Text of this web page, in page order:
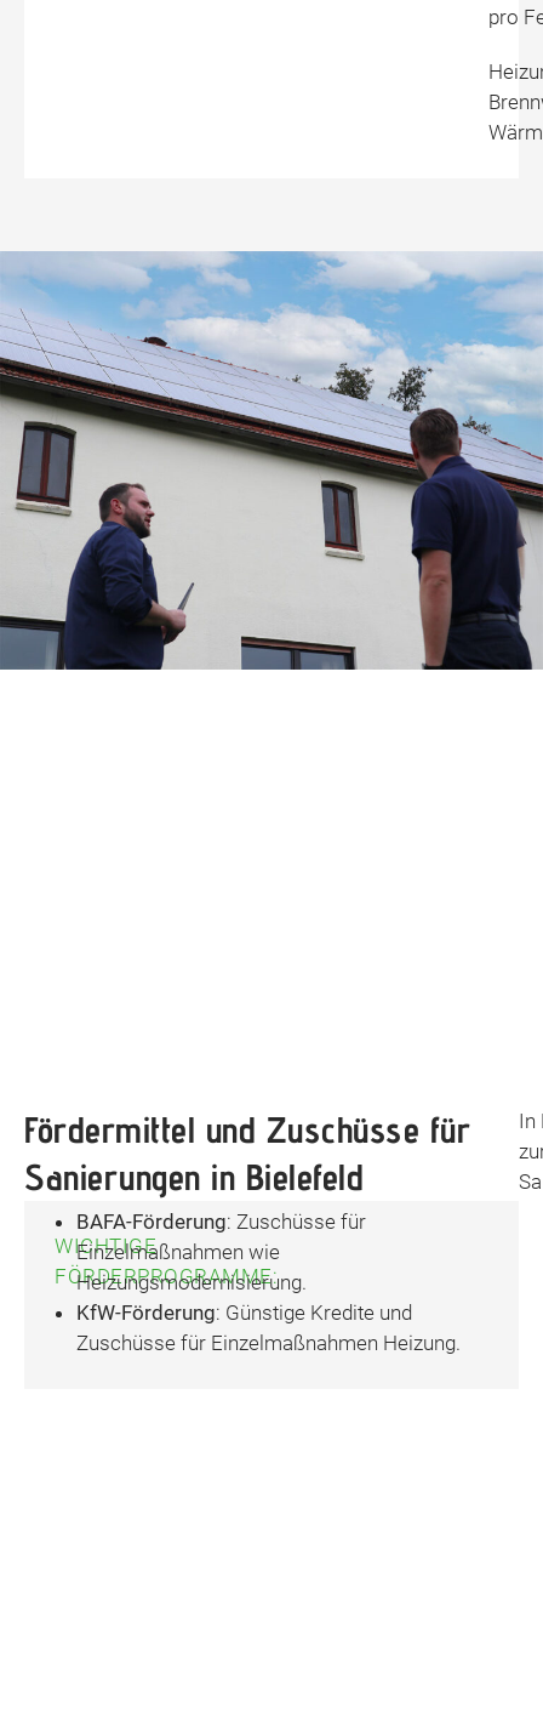
pro
Fördermittel und Zuschüsse für
Sanierungen in Bielefeld
In
WICHTIGE
FÖRDERPROGRAMME:
BAFA-Förderung: Zuschüsse für
Einzelmaßnahmen wie
Heizungsmodernisierung.
KfW-Förderung: Günstige Kredite und
Zuschüsse für Einzelmaßnahmen Heizung.